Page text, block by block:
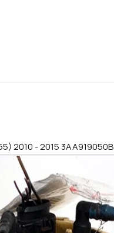
2010 - 2015 3AA919050B